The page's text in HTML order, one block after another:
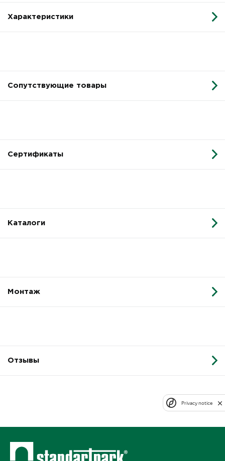
Характеристики
Сопутствующие товары
Сертификаты
Каталоги
Монтаж
Отзывы
Privacy notice